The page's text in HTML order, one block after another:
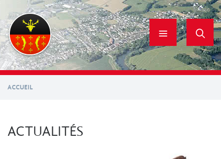
contenu
principal
ACCUEIL
ACTUALITÉS